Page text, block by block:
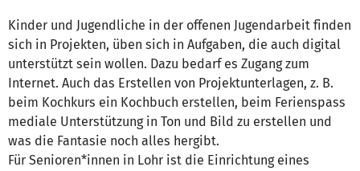
Kinder und Jugendliche in der offenen Jugendarbeit finden
sich in Projekten, üben sich in Aufgaben, die auch digital
unterstützt sein wollen. Dazu bedarf es Zugang zum
Internet. Auch das Erstellen von Projektunterlagen, z. B.
beim Kochkurs ein Kochbuch erstellen, beim Ferienspass
mediale Unterstützung in Ton und Bild zu erstellen und
was die Fantasie noch alles hergibt.
Für Senioren*innen in Lohr ist die Einrichtung eines